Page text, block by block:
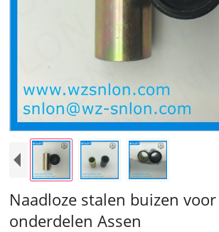
Naadloze stalen buizen
onderdelen Assen